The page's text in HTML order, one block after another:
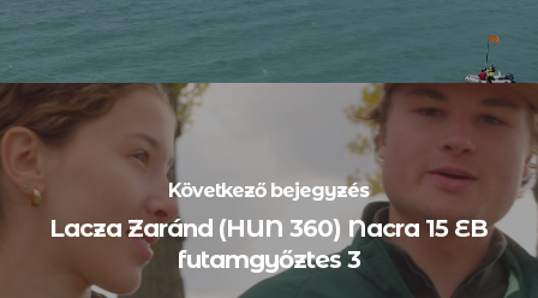
Következő bejegyzés
Lacza Zaránd (HUN 360) Nacra 15 EB
futamgyőztes 3